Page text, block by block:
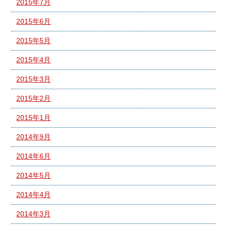
2015年7月
2015年6月
2015年5月
2015年4月
2015年3月
2015年2月
2015年1月
2014年9月
2014年6月
2014年5月
2014年4月
2014年3月